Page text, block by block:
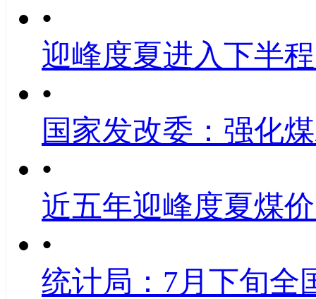
•
迎峰度夏进入下半
•
国家发改委：强化
•
近五年迎峰度夏煤
•
统计局：7月下旬全